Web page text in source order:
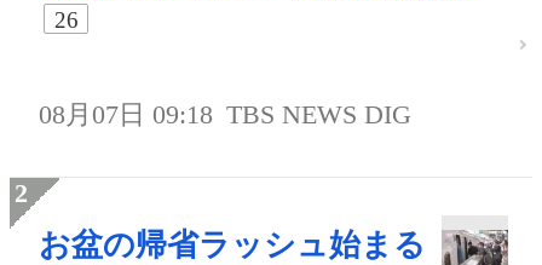
26
08月07日 09:18 TBS NEWS DIG
お盆の帰省ラッシュ始まる